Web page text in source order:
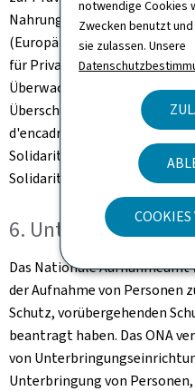
notwendige Cookies
Zwecken benutzt
sie zulassen. Unsere
COOKIES
Nahrungsmittelhilfe und
(Europäischer Sozialfonds
für Privathaushalte nach
Überwachung von
Überschuldung -
d'encadrement psycho-
Solidaritätsfonds - Leistungen
Solidaritätsfonds -
6. Unterbringung
Das Nationale
der Aufnahme von Personen
Schutz, vorübergehenden
beantragt haben. Das ONA
von
Unterbringung von